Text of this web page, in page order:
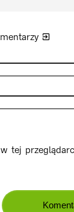
tej